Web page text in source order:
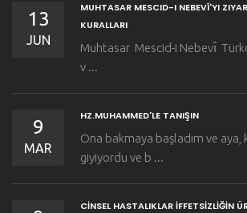
13
JUN
MUHTASAR MESCID-I NEBEVÎ'YI
KURALLARI
Muhtasar Mescid-i Nebevı̂
v ...
9
MAR
HZ.MUHAMMED'LE TANIŞIN
Ona bakmaya başladım ve aya,
giyiyordu ve b ...
CİNSEL HASTALIKLAR İFFETSİZLİĞİN